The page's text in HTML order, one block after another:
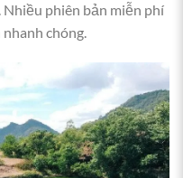
Nhiều phiên bản miễn phí
chóng.